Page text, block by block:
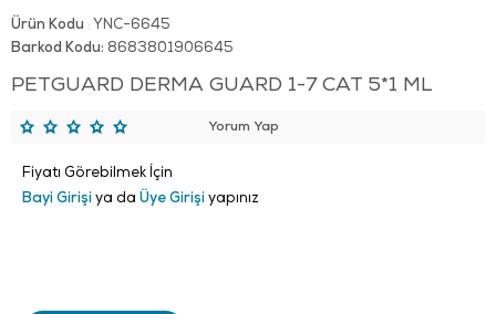
Ürün Kodu : YNC-6645
Barkod Kodu: 8683801906645
PETGUARD DERMA GUARD 1-7 CAT 5*1 ML
Yorum Yap
Fiyatı Görebilmek İçin
Bayi Girişi ya da Üye Girişi yapınız